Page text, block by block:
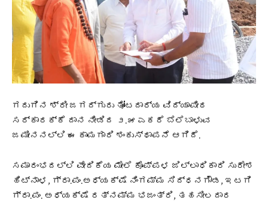
ಗದುಗಿನ ಶ್ರೀ ಜಗದ್ಗುರು ತೋಂಟದಾರ್ಯ ವಿದ್ಯಾಪೀಠ
ಸರ್ಕಾರಕ್ಕೆ ದಾನ ನೀಡಿದ ೨.೫ ಎಕರೆ ಬೆಲೆಬಾಳುವ
ಜಮೀನನಲ್ಲಿ ಈ ಕಾಮಗಾರಿ ಶಂಕುಸ್ಥಾಪನೆ ಆಗಿದೆ.
ಸಮಾರಂಭದಲ್ಲಿ ವೇದಿಕೆಯ ಮೇಲೆ ಕೊಪ್ಪಳ ಜಿಲ್ಲಾಧಿಕಾರಿ ಸುರೇಶ
ಹಿಟ್ನಾಳ, ಗ್ರಾ.ಪಂ.ಅಧ್ಯಕ್ಷೆ ನಿಂಗಮ್ಮ ಸಿದ್ಧನಗೌಡ, ಇಟಗಿ
ಗ್ರಾ.ಪಂ. ಅಧ್ಯಕ್ಷೆ ರತ್ನಮ್ಮ ಭಜಂತ್ರಿ, ತಹಸೀಲದಾರ